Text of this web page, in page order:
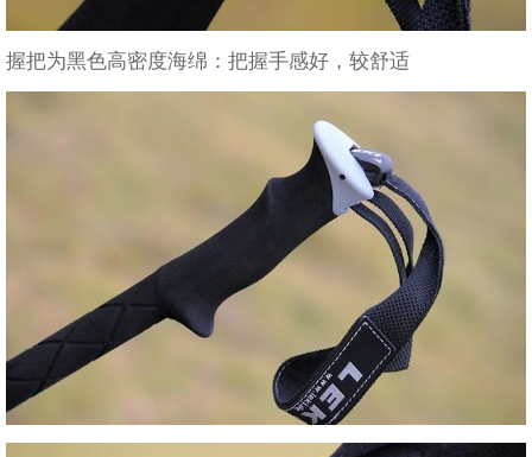
握把为黑色高密度海绵：把握手感好，较舒适